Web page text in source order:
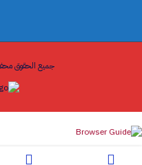
جميع الحقوق محفوظة © 2026